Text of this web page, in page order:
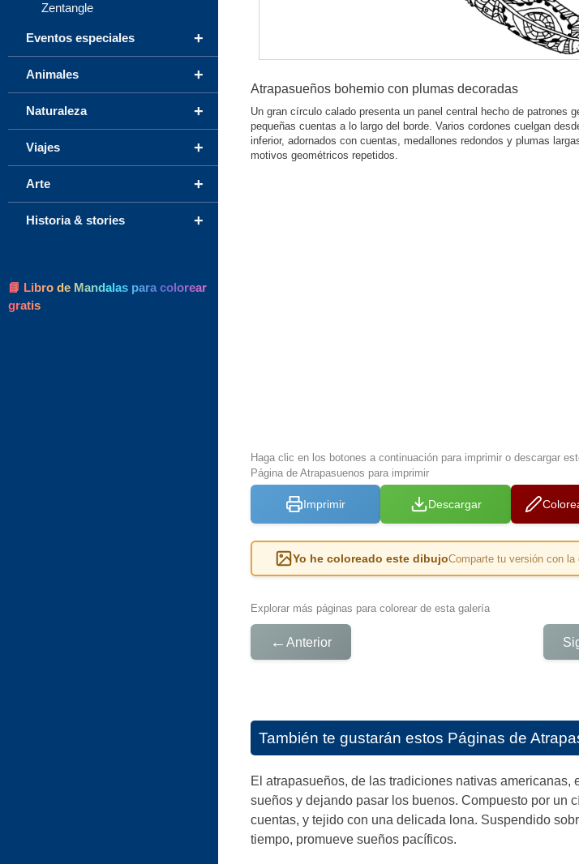
Atrapasueños bohemio con plumas decoradas
Un gran círculo calado presenta un panel central hecho de patrones
pequeñas cuentas a lo largo del borde. Varios cordones cuelgan
inferior, adornados con cuentas, medallones redondos y plumas
motivos geométricos repetidos.
Haga clic en los botones a continuación para imprimir o descargar
Página de Atrapasuenos para imprimir
Imprimir Descargar
Yo he coloreado este dibujoComparte tu versión con la
Explorar más páginas para colorear de esta galería
← Anterior
También te gustarán estos Páginas de
El atrapasueños, de las tradiciones nativas
sueños y dejando pasar los buenos. Compuesto por un
cuentas, y tejido con una delicada lona. Suspendido
tiempo, promueve sueños pacíficos.
Zentangle
+
Eventos especiales
+
Animales
+
Naturaleza
+
Viajes
+
Arte
+
Historia & stories
📘 Libro de Mandalas para colorear
gratis